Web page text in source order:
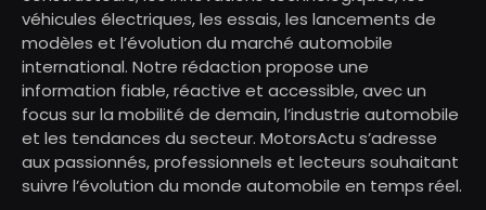
véhicules électriques, les essais, les lancements de
modèles et l’évolution du marché automobile
international. Notre rédaction propose une
information fiable, réactive et accessible, avec un
focus sur la mobilité de demain, l’industrie automobile
et les tendances du secteur. MotorsActu s’adresse
aux passionnés, professionnels et lecteurs souhaitant
suivre l’évolution du monde automobile en temps réel.